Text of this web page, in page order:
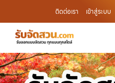
ติดต่อเรา เข้าสู่ระบบ